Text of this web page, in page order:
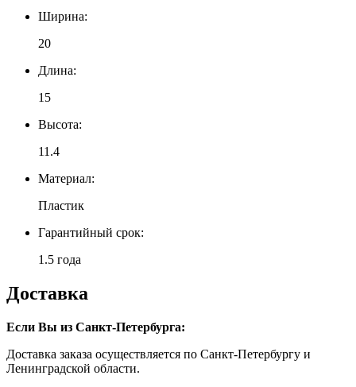
Ширина:
20
Длина:
15
Высота:
11.4
Материал:
Пластик
Гарантийный срок:
1.5 года
Доставка
Если Вы из Санкт-Петербурга:
Доставка заказа осуществляется по Санкт-Петербургу и
Ленинградской области.